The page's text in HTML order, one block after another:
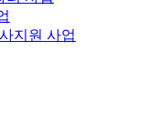
지원 사업